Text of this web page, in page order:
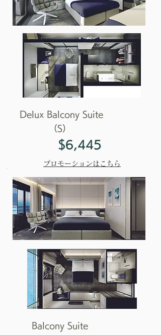
Delux Balcony Suite
（S）
$6,445
プロモーションはこちら
Balcony Suite